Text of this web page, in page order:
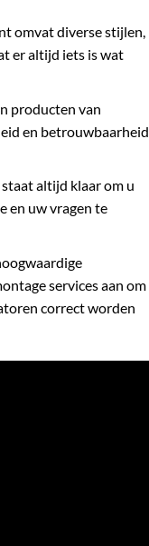
omvat diverse stijlen,
er altijd iets is wat
producten van
en betrouwbaarheid
altijd klaar om u
en uw vragen te
services aan om
correct worden